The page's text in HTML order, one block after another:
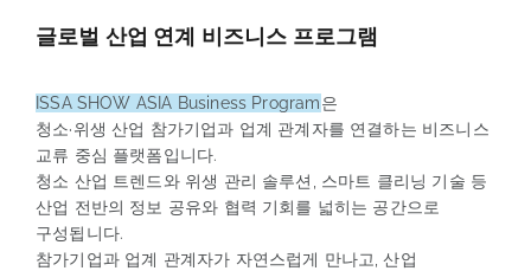
글로벌 산업 연계 비즈니스 프로그램
ISSA SHOW ASIA Business Program은
청소·위생 산업 참가기업과 업계 관계자를 연결하는 비즈니스
교류 중심 플랫폼입니다.
청소 산업 트렌드와 위생 관리 솔루션, 스마트 클리닝 기술 등
산업 전반의 정보 공유와 협력 기회를 넓히는 공간으로
구성됩니다.
참가기업과 업계 관계자가 자연스럽게 만나고, 산업